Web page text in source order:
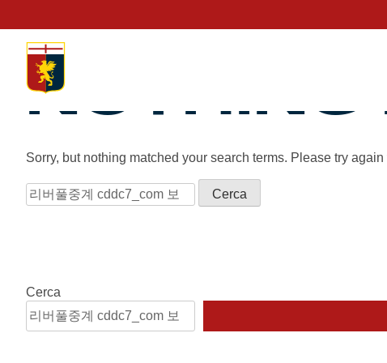
Prima squadra
Kit Gara 2026/27
Kit Gara 25/26
NOTHING
Sorry, but nothing matched your search terms. Please try
Ricerca
per:
Cerca